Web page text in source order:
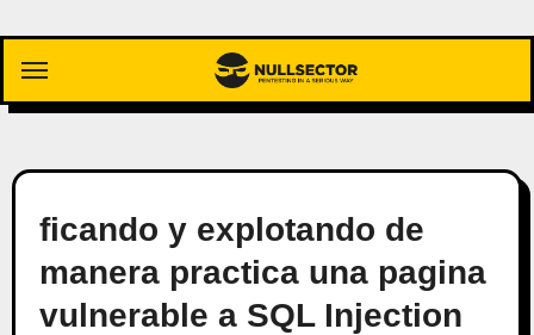
contenido
ficando y explotando de
manera practica una pagina
vulnerable a SQL Injection